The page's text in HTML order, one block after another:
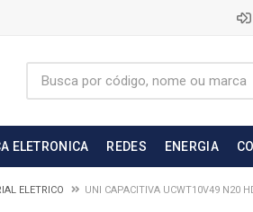
ELETRONICA REDES ENERGIA
ELETRICO UNI CAPACITIVA UCWT10V49 N20